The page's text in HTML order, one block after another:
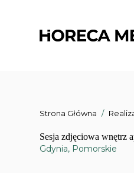
Strona Główna /
Sesja zdjęciowa wnętrz
Gdynia, Pomorskie